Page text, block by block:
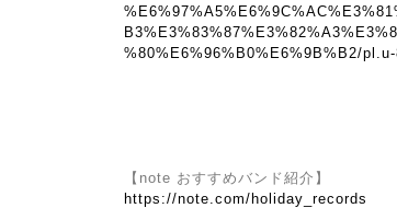
%80%E6%96%B0%E6%9B%B2/
【note おすすめバンド紹介】
https://note.com/holiday_records